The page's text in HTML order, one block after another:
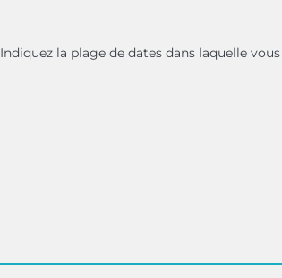
Indiquez la plage de dates dans laquelle